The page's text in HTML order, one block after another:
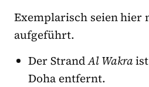
Exemplarisch seien hier
aufgeführt.
Der StrandAl Wakra
Doha entfernt.